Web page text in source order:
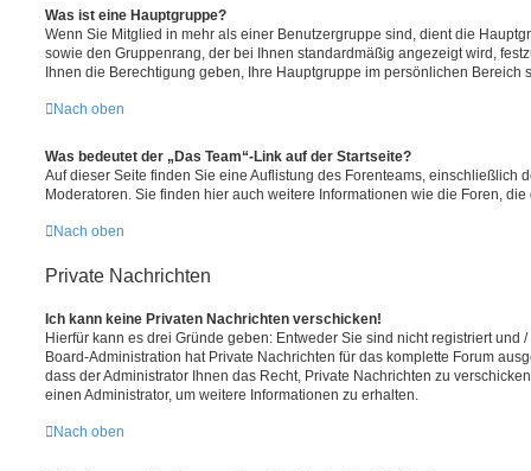
Was ist eine Hauptgruppe?
Wenn Sie Mitglied in mehr als einer Benutzergruppe sind, dient die
sowie den Gruppenrang, der bei Ihnen standardmäßig angezeigt wird,
Ihnen die Berechtigung geben, Ihre Hauptgruppe im persönlichen Bereich
Nach oben
Was bedeutet der „Das Team“-Link auf der Startseite?
Auf dieser Seite finden Sie eine Auflistung des Forenteams, einschließlich
Moderatoren. Sie finden hier auch weitere Informationen wie die Foren,
Nach oben
Private Nachrichten
Ich kann keine Privaten Nachrichten verschicken!
Hierfür kann es drei Gründe geben: Entweder Sie sind nicht registriert und
Board-Administration hat Private Nachrichten für das komplette Forum
dass der Administrator Ihnen das Recht, Private Nachrichten zu
einen Administrator, um weitere Informationen zu erhalten.
Nach oben